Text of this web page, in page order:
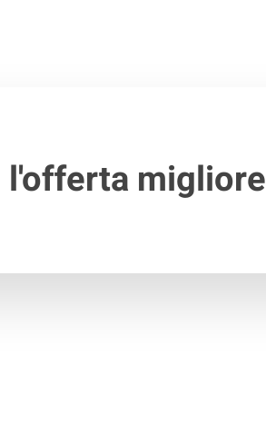
l'offerta migliore